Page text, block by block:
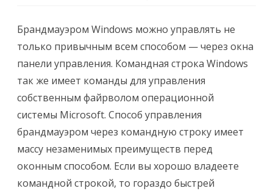
Windows
из
командной
строки
cmd
Брандмауэром Windows можно управлять не
только привычным всем способом — через окна
панели управления. Командная строка Windows
так же имеет команды для управления
собственным файрволом операционной
системы Microsoft. Способ управления
брандмауэром через командную строку имеет
массу незаменимых преимуществ перед
оконным способом. Если вы хорошо владеете
командной строкой, то гораздо быстрей